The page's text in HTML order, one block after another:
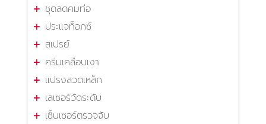
ชุดลดคมท่อ
ประแจท็อกซ์
สเปรย์
ครีมเคลือบเงา
แปรงลวดเหล็ก
เลเซอร์วัดระดับ
เซ็นเซอร์ตรวจจับ